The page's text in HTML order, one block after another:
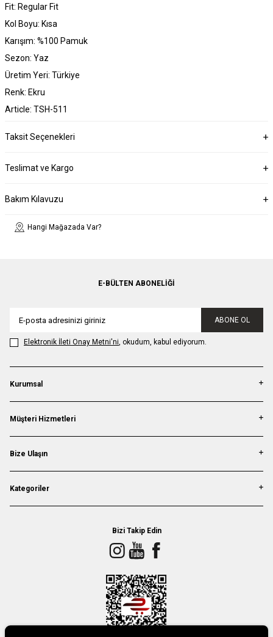
Fit: Regular Fit
Kol Boyu: Kısa
Karışım: %100 Pamuk
Sezon: Yaz
Üretim Yeri: Türkiye
Renk: Ekru
Article: TSH-511
Taksit Seçenekleri
Teslimat ve Kargo
Bakım Kılavuzu
Hangi Mağazada Var?
E-BÜLTEN ABONELIĞI
ABONE OL
Elektronik İleti Onay Metni'ni, okudum, kabul ediyorum.
Kurumsal
Müşteri Hizmetleri
Bize Ulaşın
Kategoriler
Bizi Takip Edin